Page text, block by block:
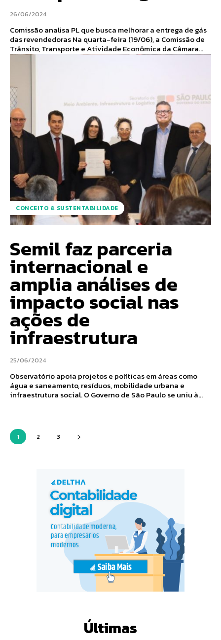
26/06/2024
Comissão analisa PL que busca melhorar a entrega de gás
das revendedoras Na quarta-feira (19/06), a Comissão de
Trânsito, Transporte e Atividade Econômica da Câmara...
CONCEITO & SUSTENTABILIDADE
Semil faz parceria
internacional e
amplia análises de
impacto social nas
ações de
infraestrutura
25/06/2024
Observatório apoia projetos e políticas em áreas como
água e saneamento, resíduos, mobilidade urbana e
infraestrutura social. O Governo de São Paulo se uniu à...
1 2 3
Últimas